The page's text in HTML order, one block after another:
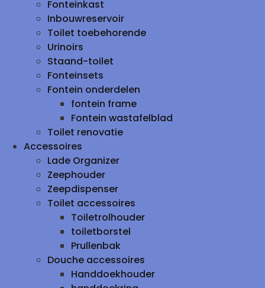
Fonteinkast
Inbouwreservoir
Toilet toebehorende
Urinoirs
Staand-toilet
Fonteinsets
Fontein onderdelen
fontein frame
Fontein wastafelblad
Toilet renovatie
Accessoires
Lade Organizer
Zeephouder
Zeepdispenser
Toilet accessoires
Toiletrolhouder
toiletborstel
Prullenbak
Douche accessoires
Handdoekhouder